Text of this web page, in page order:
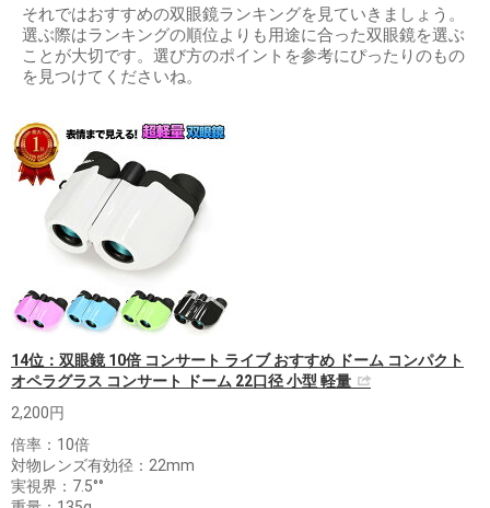
それではおすすめの双眼鏡ランキングを見ていきましょう。
選ぶ際はランキングの順位よりも用途に合った双眼鏡を選ぶ
ことが大切です。選び方のポイントを参考にぴったりのもの
を見つけてくださいね。
14位：双眼鏡 10倍 コンサート ライブ おすすめ ドーム コンパクト
オペラグラス コンサート ドーム 22口径 小型 軽量
2,200円
倍率：10倍
対物レンズ有効径：22mm
実視界：7.5°°